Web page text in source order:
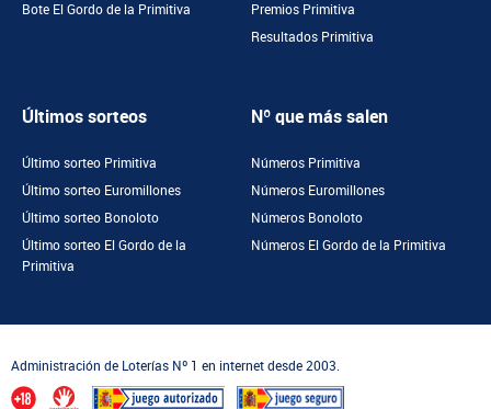
Bote El Gordo de la Primitiva
Premios Primitiva
Resultados Primitiva
Últimos sorteos
Último sorteo Primitiva
Último sorteo Euromillones
Último sorteo Bonoloto
Último sorteo El Gordo de la
Primitiva
Nº que más salen
Números Primitiva
Números Euromillones
Números Bonoloto
Números El Gordo de la Primitiva
Administración de Loterías Nº 1 en internet desde 2003.